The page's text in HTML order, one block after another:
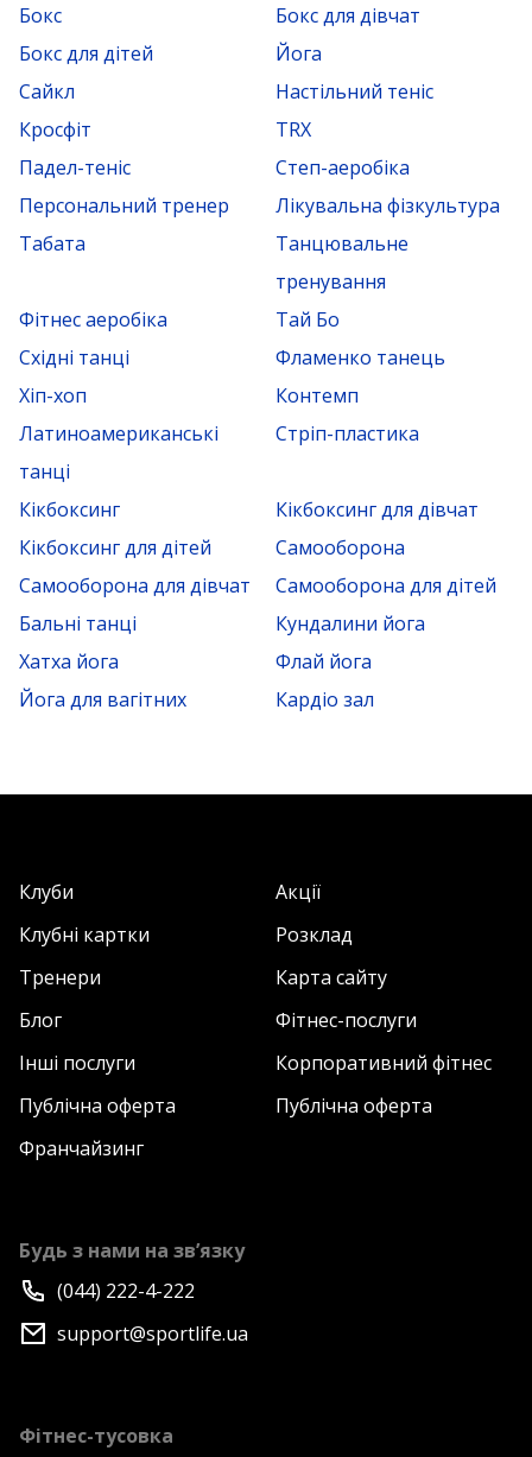
Бокс
Бокс для дівчат
Бокс для дітей
Йога
Сайкл
Настільний теніс
Кросфіт
TRX
Падел-теніс
Степ-аеробіка
Персональний тренер
Лікувальна фізкультура
Табата
Танцювальне
тренування
Фітнес аеробіка
Тай Бо
Східні танці
Фламенко танець
Хіп-хоп
Контемп
Латиноамериканські
танці
Стріп-пластика
Кікбоксинг
Кікбоксинг для дівчат
Кікбоксинг для дітей
Самооборона
Самооборона для дівчат
Самооборона для дітей
Бальні танці
Кундалини йога
Хатха йога
Флай йога
Йога для вагітних
Кардіо зал
Клуби
Акції
Клубні картки
Розклад
Тренери
Карта сайту
Блог
Фітнес-послуги
Інші послуги
Корпоративний фітнес
Публічна оферта
Публічна оферта
Франчайзинг
Будь з нами на зв’язку
(044) 222-4-222
support@sportlife.ua
Фітнес-тусовка